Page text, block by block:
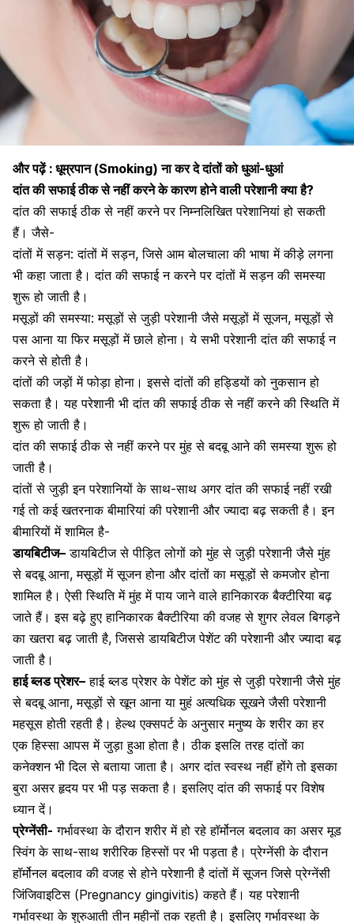
और पढ़ें : धूम्रपान (Smoking) ना कर दे दांतों को धुआं-धुआं
दांत की सफाई ठीक से नहीं करने के कारण होने वाली परेशानी क्या है?
दांत की सफाई ठीक से नहीं करने पर निम्नलिखित परेशानियां हो सकती
हैं। जैसे-
दांतों में सड़न: दांतों में सड़न, जिसे आम बोलचाला की भाषा में कीड़े लगना
भी कहा जाता है। दांत की सफाई न करने पर दांतों में सड़न की समस्या
शुरू हो जाती है।
मसूड़ों की समस्या: मसूड़ों से जुड़ी परेशानी जैसेमसूड़ों में सूजन, मसूड़ों से
पस आना या फिरमसूड़ों में छाले होना । ये सभी परेशानी दांत की सफाई न
करने से होती है।
दांतों की जड़ों में फोड़ा होना। इससे दांतों कीहड्डियों को नुकसान हो
सकता है । यह परेशानी भी दांत की सफाई ठीक से नहीं करने की स्थिति में
शुरू हो जाती है।
दांत की सफाई ठीक से नहीं करने परमुंह से बदबू आने की समस्या शुरू हो
जाती है।
दांतों से जुड़ी इन परेशानियों के साथ-साथ अगर दांत की सफाई नहीं रखी
गई तो कई खतरनाक बीमारियां की परेशानी और ज्यादा बढ़ सकती है। इन
बीमारियों में शामिल है-
डायबिटीज– डायबिटीज से पीड़ित लोगों को मुंह से जुड़ी परेशानी जैसेमुंह
से बदबू आना, मसूड़ों में सूजन होना और दांतों का मसूड़ों से कमजोर होना
शामिल है। ऐसी स्थिति में मुंह में पाय जाने वाले हानिकारक बैक्टीरिया बढ़
जाते हैं। इस बढ़े हुए हानिकारक बैक्टीरिया की वजह से शुगर लेवल बिगड़ने
का खतरा बढ़ जाती है, जिससे डायबिटीज पेशेंट की परेशानी और ज्यादा बढ़
जाती है।
हाई ब्लड प्रेशर– हाई ब्लड प्रेशर के पेशेंट को मुंह से जुड़ी परेशानी जैसे मुंह
से बदबू आना,मसूड़ों से खून आना या मुहं अत्यधिक सूखने जैसी परेशानी
महसूस होती रहती है। हेल्थ एक्सपर्ट के अनुसार मनुष्य के शरीर का हर
एक हिस्सा आपस में जुड़ा हुआ होता है। ठीक इसलि तरह दांतों का
कनेक्शन भी दिल से बताया जाता है। अगर दांत स्वस्थ नहीं होंगे तो इसका
बुरा असर हृदय पर भी पड़ सकता है। इसलिए दांत की सफाई पर विशेष
ध्यान दें।
प्रेग्नेंसी- गर्भावस्था के दौरान शरीर में हो रहे हॉर्मोनल बदलाव का असरमूड
स्विंगके साथ-साथ शरीरिक हिस्सों पर भी पड़ता है। प्रेग्नेंसी के दौरान
हॉर्मोनल बदलाव की वजह से होने परेशानी है दांतों में सूजन जिसे प्रेग्नेंसी
जिंजिवाइटिस (Pregnancy gingivitis) कहते हैं। यह परेशानी
गर्भावस्था के शुरुआती तीन महीनों तक रहती है। इसलिए गर्भावस्था के